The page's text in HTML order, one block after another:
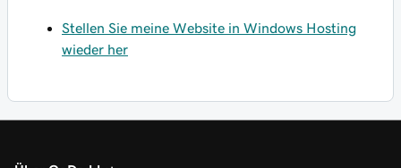
Stellen Sie meine Website in Windows Hosting
wieder her